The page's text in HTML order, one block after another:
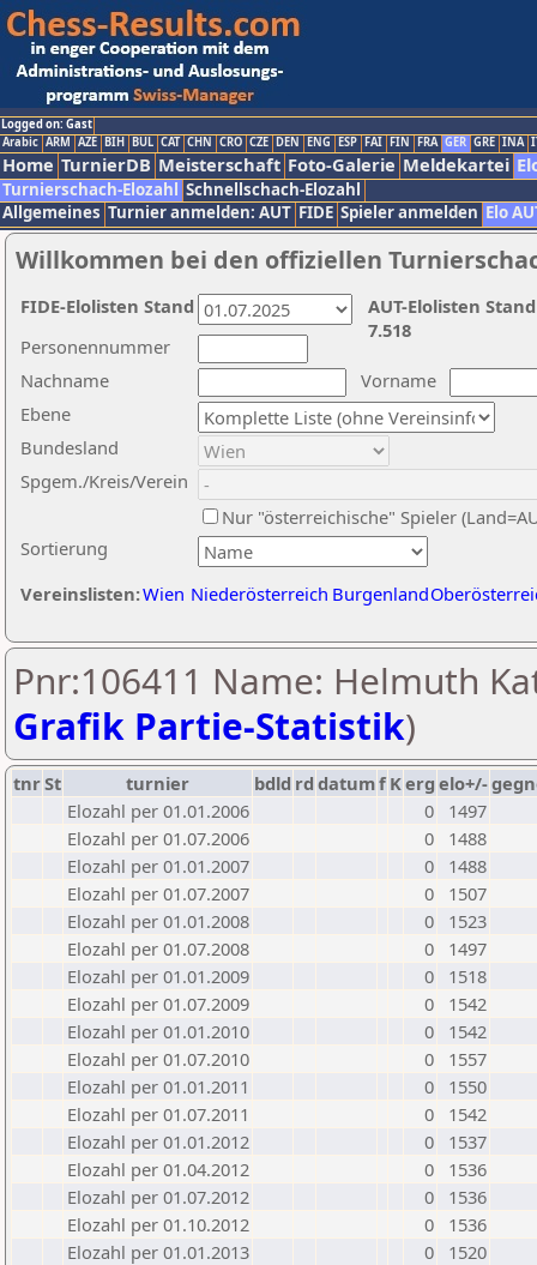
Logged on: Gast
Arabic ARM AZE BIH BUL CAT CHN CRO CZE DEN ENG ESP FAI FIN FRA GER GRE INA
Home TurnierDB Meisterschaft Foto-Galerie Meldekartei
Turnierschach-Elozahl Schnellschach-Elozahl
Allgemeines Turnier anmelden: AUT FIDE Spieler anmelden Elo
Willkommen bei den offiziellen
Nachname
Vorname
Ebene
Sortierung
Personennummer
Bundesland
Spgem./Kreis/Verein
Nur "österreichische" Spieler
Vereinslisten:Wien Niederösterreich Burgenland
AUT-Elolisten
7.518
FIDE-Elolisten Stand
Pnr:106411 Name: Helmuth
Grafik Partie-Statistik)
tnrSt turnier bdld rd datumf Kerg elo+/-
Elozahl per 01.01.2006
0
1497
Elozahl per 01.07.2006
0
1488
Elozahl per 01.01.2007
0
1488
Elozahl per 01.07.2007
0
1507
Elozahl per 01.01.2008
0
1523
Elozahl per 01.07.2008
0
1497
Elozahl per 01.01.2009
0
1518
Elozahl per 01.07.2009
0
1542
Elozahl per 01.01.2010
0
1542
Elozahl per 01.07.2010
0
1557
Elozahl per 01.01.2011
0
1550
Elozahl per 01.07.2011
0
1542
Elozahl per 01.01.2012
0
1537
Elozahl per 01.04.2012
0
1536
Elozahl per 01.07.2012
0
1536
Elozahl per 01.10.2012
0
1536
Elozahl per 01.01.2013
0
1520